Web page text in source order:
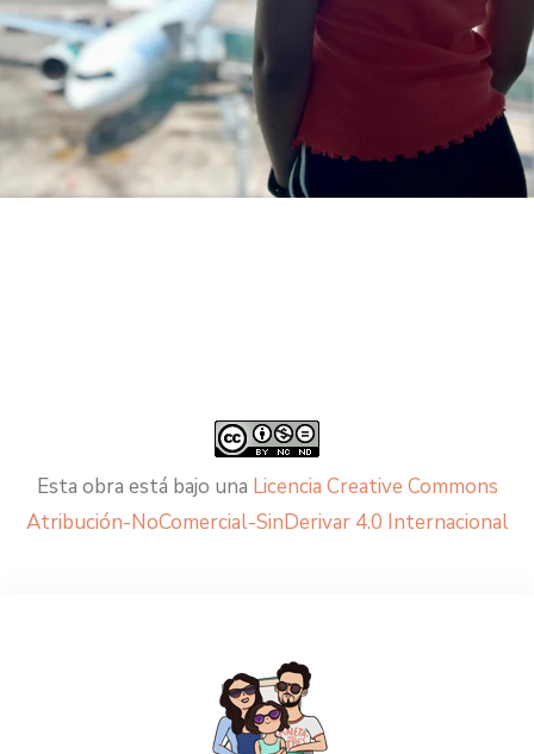
Esta obra está bajo una Licencia Creative Commons
Atribución-NoComercial-SinDerivar 4.0 Internacional